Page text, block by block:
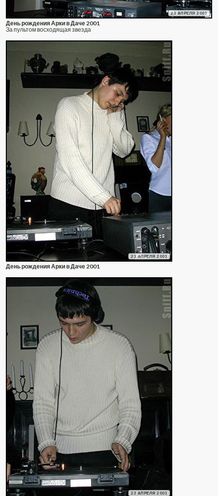
23 АПРЕЛЯ 2001
День рождения Арки в Даче 2001
За пультом восходящая звезда
23 АПРЕЛЯ 2001
День рождения Арки в Даче 2001
23 АПРЕЛЯ 2001